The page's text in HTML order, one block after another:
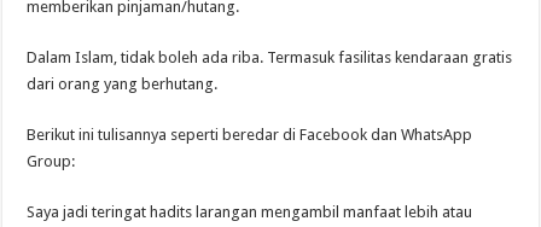
memberikan pinjaman/hutang.
Dalam Islam, tidak boleh ada riba. Termasuk fasilitas kendaraan gratis
dari orang yang berhutang.
Berikut ini tulisannya seperti beredar di Facebook dan WhatsApp
Group:
Saya jadi teringat hadits larangan mengambil manfaat lebih atau